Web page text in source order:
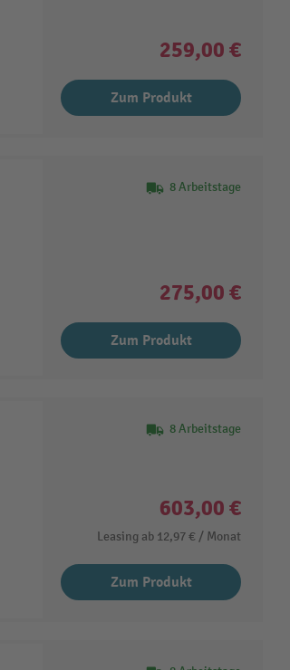
259,00 €
Zum Produkt
8 Arbeitstage
275,00 €
Zum Produkt
8 Arbeitstage
603,00 €
Leasing ab 12,97 € / Monat
Zum Produkt